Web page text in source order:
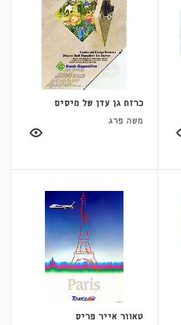
כרזת גן עדן של מיסים
משה פרג
טאוור אייר פריס